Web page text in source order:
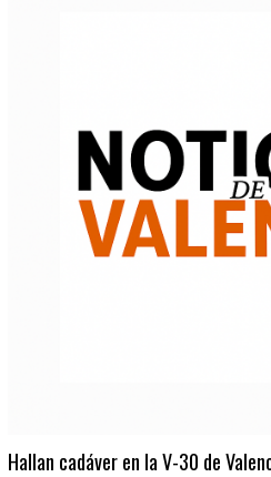
Hallan cadáver en la V-30 de